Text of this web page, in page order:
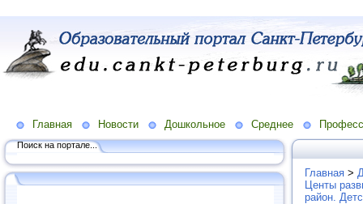
Главная Новости Дошкольное Среднее
Поиск на портале...
Главная >
Центы
район.